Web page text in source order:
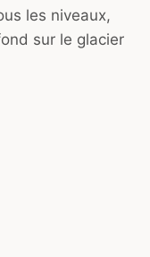
les niveaux,
sur le glacier